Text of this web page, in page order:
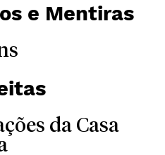
e Mentiras
da Casa